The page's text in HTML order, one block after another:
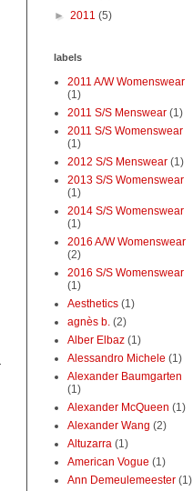
► 2011 (5)
labels
2011 A/W Womenswear
(1)
2011 S/S Menswear (1)
2011 S/S Womenswear
(1)
2012 S/S Menswear (1)
2013 S/S Womenswear
(1)
2014 S/S Womenswear
(1)
2016 A/W Womenswear
(2)
2016 S/S Womenswear
(1)
Aesthetics (1)
agnès b. (2)
Alber Elbaz (1)
Alessandro Michele (1)
Alexander Baumgarten
(1)
Alexander McQueen (1)
Alexander Wang (2)
Altuzarra (1)
American Vogue (1)
Ann Demeulemeester (1)